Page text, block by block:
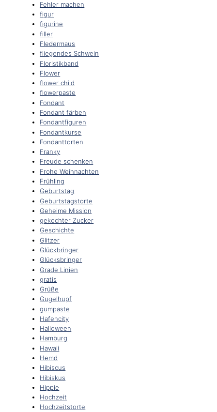
Fehler machen
figur
figurine
filler
Fledermaus
fliegendes Schwein
Floristikband
Flower
flower child
flowerpaste
Fondant
Fondant färben
Fondantfiguren
Fondantkurse
Fondanttorten
Franky
Freude schenken
Frohe Weihnachten
Frühling
Geburtstag
Geburtstagstorte
Geheime Mission
gekochter Zucker
Geschichte
Glitzer
Glückbringer
Glücksbringer
Grade Linien
gratis
Grüße
Gugelhupf
gumpaste
Hafencity
Halloween
Hamburg
Hawaii
Hemd
Hibiscus
Hibiskus
Hippie
Hochzeit
Hochzeitstorte